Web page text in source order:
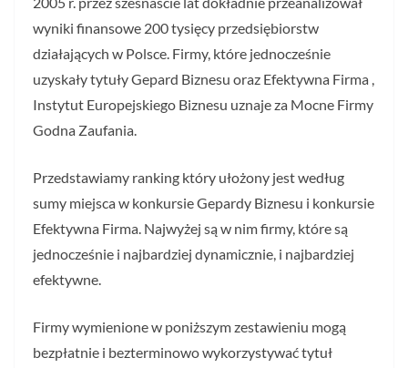
wyniki finansowe 200 tysięcy przedsiębiorstw
działających w Polsce. Firmy, które jednocześnie
uzyskały tytuły Gepard Biznesu oraz Efektywna Firma ,
Instytut Europejskiego Biznesu uznaje za Mocne Firmy
Godna Zaufania.
Przedstawiamy ranking który ułożony jest według
sumy miejsca w konkursie Gepardy Biznesu i konkursie
Efektywna Firma. Najwyżej są w nim firmy, które są
jednocześnie i najbardziej dynamicznie, i najbardziej
efektywne.
Firmy wymienione w poniższym zestawieniu mogą
bezpłatnie i bezterminowo wykorzystywać tytuł